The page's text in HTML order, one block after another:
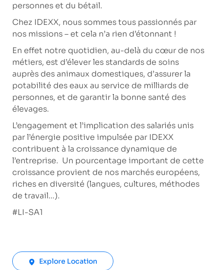
personnes et du bétail.
Chez IDEXX, nous sommes tous passionnés par
nos missions – et cela n’a rien d’étonnant !
En effet notre quotidien, au-delà du cœur de nos
métiers, est d’élever les standards de soins
auprès des animaux domestiques, d’assurer la
potabilité des eaux au service de milliards de
personnes, et de garantir la bonne santé des
élevages.
L’engagement et l’implication des salariés unis
par l’énergie positive impulsée par IDEXX
contribuent à la croissance dynamique de
l’entreprise. Un pourcentage important de cette
croissance provient de nos marchés européens,
riches en diversité (langues, cultures, méthodes
de travail…).
#LI-SA1
Explore Location